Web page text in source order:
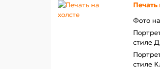
Печать
Фото
стиле
стиле